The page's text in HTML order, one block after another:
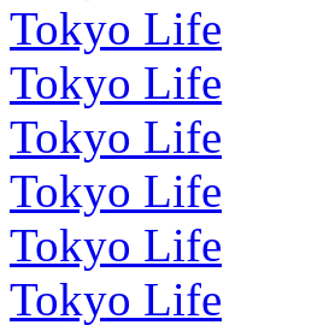
Tokyo Life
Tokyo Life
Tokyo Life
Tokyo Life
Tokyo Life
Tokyo Life